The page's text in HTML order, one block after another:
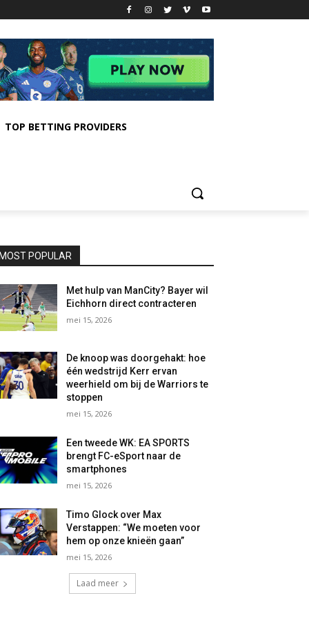
TOP BETTING PROVIDERS
MOST POPULAR
Met hulp van ManCity? Bayer wil
Eichhorn direct contracteren
mei 15, 2026
De knoop was doorgehakt: hoe
één wedstrijd Kerr ervan
weerhield om bij de Warriors te
stoppen
mei 15, 2026
Een tweede WK: EA SPORTS
brengt FC-eSport naar de
smartphones
mei 15, 2026
Timo Glock over Max
Verstappen: “We moeten voor
hem op onze knieën gaan”
mei 15, 2026
Laad meer